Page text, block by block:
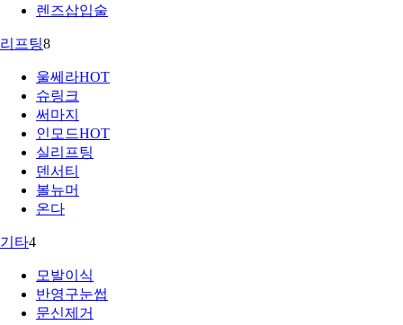
렌즈삽입술
리프팅8
울쎄라HOT
슈링크
써마지
인모드HOT
실리프팅
덴서티
볼뉴머
온다
기타4
모발이식
반영구눈썹
문신제거